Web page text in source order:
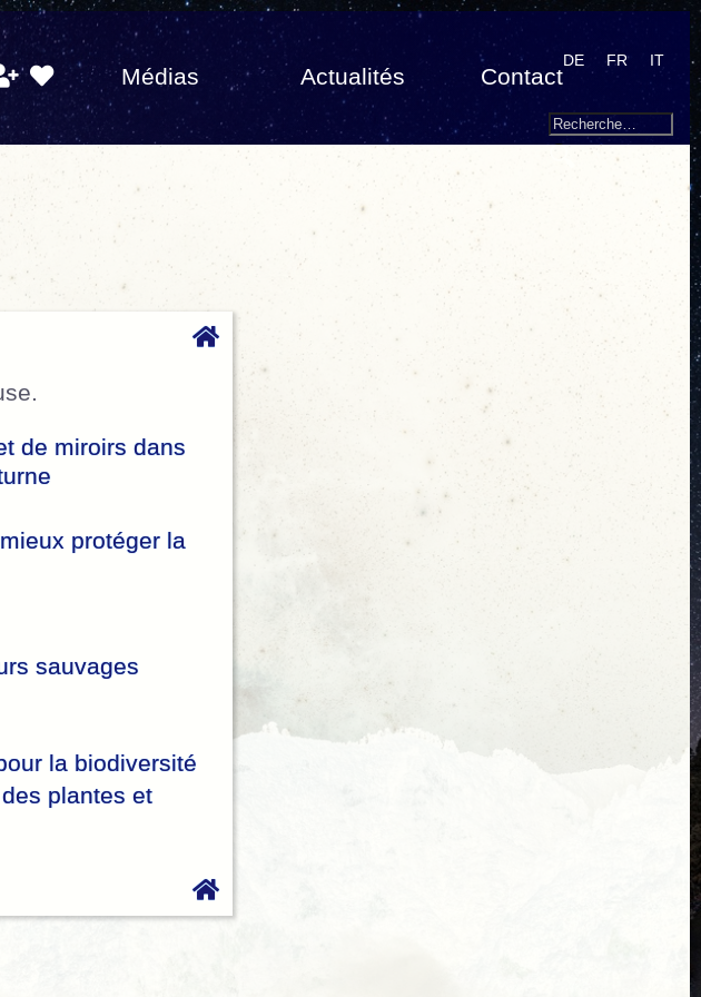
Médias Actualités Contact
DE FR IT
Search
Recherche
de miroirs dans
protéger la
sauvages
la biodiversité
plantes et